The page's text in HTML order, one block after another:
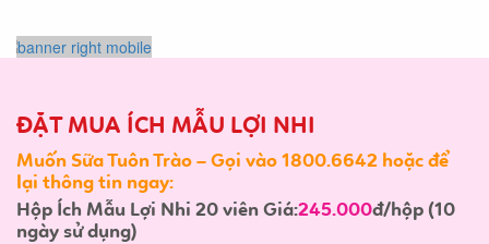
ĐẶT MUA ÍCH MẪU LỢI NHI
Muốn Sữa Tuôn Trào – Gọi vào 1800.6642 hoặc để
lại thông tin ngay:
Hộp Ích Mẫu Lợi Nhi 20 viên Giá:245.000đ/hộp (10
ngày sử dụng)